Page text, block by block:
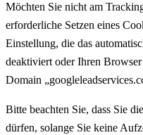
Möchten Sie nicht am
erforderliche Setzen eines
Einstellung, die das
deaktiviert oder Ihren
Domain
Bitte beachten Sie, dass Sie
dürfen, solange Sie keine